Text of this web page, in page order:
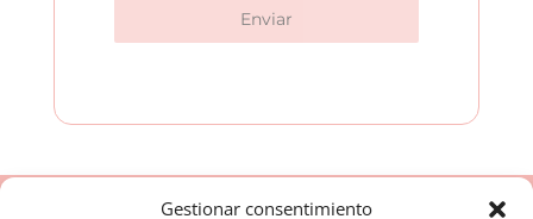
Gestionar consentimiento
Enviar